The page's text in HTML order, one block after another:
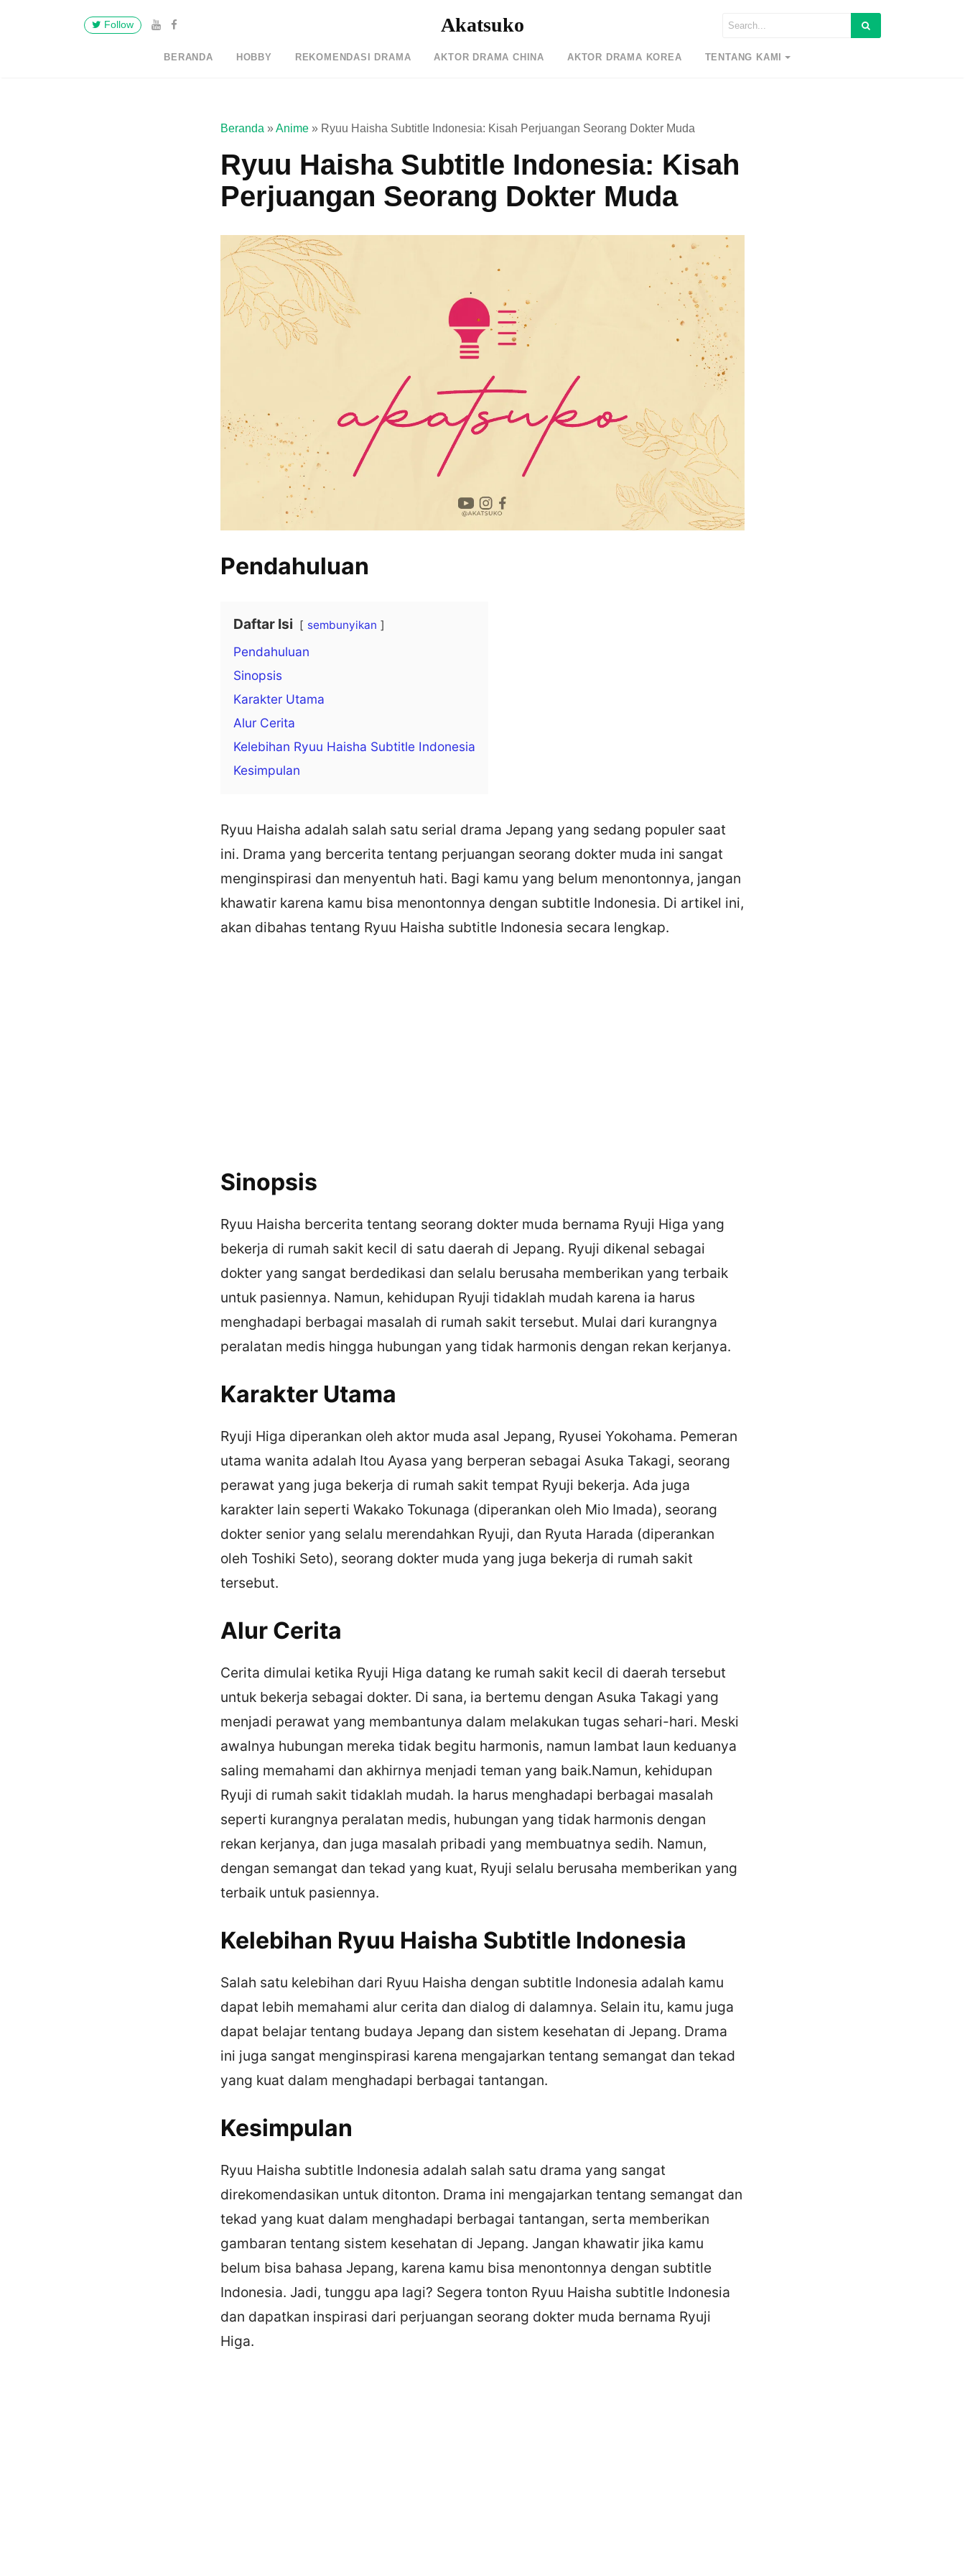
Follow Akatsuko
BERANDA HOBBY REKOMENDASI DRAMA AKTOR DRAMA CHINA AKTOR DRAMA KOREA TENTANG KAMI
Beranda »Anime » Ryuu Haisha Subtitle Indonesia: Kisah Perjuangan Seorang Dokter Muda
Ryuu Haisha Subtitle Indonesia: Kisah
Perjuangan Seorang Dokter Muda
Pendahuluan
Daftar Isi sembunyikan
Pendahuluan
Sinopsis
Karakter Utama
Alur Cerita
Kelebihan Ryuu Haisha Subtitle Indonesia
Kesimpulan
Ryuu Haisha adalah salah satu serial drama Jepang yang sedang populer saat
ini. Drama yang bercerita tentang perjuangan seorang dokter muda ini sangat
menginspirasi dan menyentuh hati. Bagi kamu yang belum menontonnya, jangan
khawatir karena kamu bisa menontonnya dengan subtitle Indonesia. Di artikel ini,
akan dibahas tentang Ryuu Haisha subtitle Indonesia secara lengkap.
Sinopsis
Ryuu Haisha bercerita tentang seorang dokter muda bernama Ryuji Higa yang
bekerja di rumah sakit kecil di satu daerah di Jepang. Ryuji dikenal sebagai
dokter yang sangat berdedikasi dan selalu berusaha memberikan yang terbaik
untuk pasiennya. Namun, kehidupan Ryuji tidaklah mudah karena ia harus
menghadapi berbagai masalah di rumah sakit tersebut. Mulai dari kurangnya
peralatan medis hingga hubungan yang tidak harmonis dengan rekan kerjanya.
Karakter Utama
Ryuji Higa diperankan oleh aktor muda asal Jepang, Ryusei Yokohama. Pemeran
utama wanita adalah Itou Ayasa yang berperan sebagai Asuka Takagi, seorang
perawat yang juga bekerja di rumah sakit tempat Ryuji bekerja. Ada juga
karakter lain seperti Wakako Tokunaga (diperankan oleh Mio Imada), seorang
dokter senior yang selalu merendahkan Ryuji, dan Ryuta Harada (diperankan
oleh Toshiki Seto), seorang dokter muda yang juga bekerja di rumah sakit
tersebut.
Alur Cerita
Cerita dimulai ketika Ryuji Higa datang ke rumah sakit kecil di daerah tersebut
untuk bekerja sebagai dokter. Di sana, ia bertemu dengan Asuka Takagi yang
menjadi perawat yang membantunya dalam melakukan tugas sehari-hari. Meski
awalnya hubungan mereka tidak begitu harmonis, namun lambat laun keduanya
saling memahami dan akhirnya menjadi teman yang baik.Namun, kehidupan
Ryuji di rumah sakit tidaklah mudah. Ia harus menghadapi berbagai masalah
seperti kurangnya peralatan medis, hubungan yang tidak harmonis dengan
rekan kerjanya, dan juga masalah pribadi yang membuatnya sedih. Namun,
dengan semangat dan tekad yang kuat, Ryuji selalu berusaha memberikan yang
terbaik untuk pasiennya.
Kelebihan Ryuu Haisha Subtitle Indonesia
Salah satu kelebihan dari Ryuu Haisha dengan subtitle Indonesia adalah kamu
dapat lebih memahami alur cerita dan dialog di dalamnya. Selain itu, kamu juga
dapat belajar tentang budaya Jepang dan sistem kesehatan di Jepang. Drama
ini juga sangat menginspirasi karena mengajarkan tentang semangat dan tekad
yang kuat dalam menghadapi berbagai tantangan.
Kesimpulan
Ryuu Haisha subtitle Indonesia adalah salah satu drama yang sangat
direkomendasikan untuk ditonton. Drama ini mengajarkan tentang semangat dan
tekad yang kuat dalam menghadapi berbagai tantangan, serta memberikan
gambaran tentang sistem kesehatan di Jepang. Jangan khawatir jika kamu
belum bisa bahasa Jepang, karena kamu bisa menontonnya dengan subtitle
Indonesia. Jadi, tunggu apa lagi? Segera tonton Ryuu Haisha subtitle Indonesia
dan dapatkan inspirasi dari perjuangan seorang dokter muda bernama Ryuji
Higa.